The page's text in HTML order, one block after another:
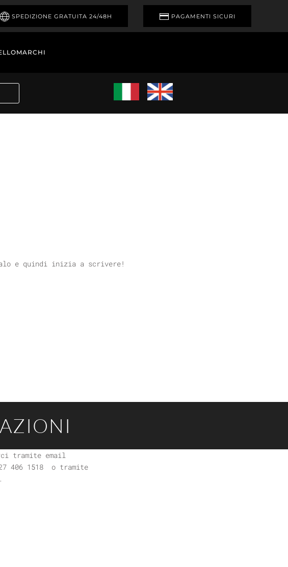
SPEDIZIONE GRATUITA 24/48H PAGAMENTI SICURI
MARCHI
e quindi inizia a scrivere!
tramite email
406 1518 o tramite